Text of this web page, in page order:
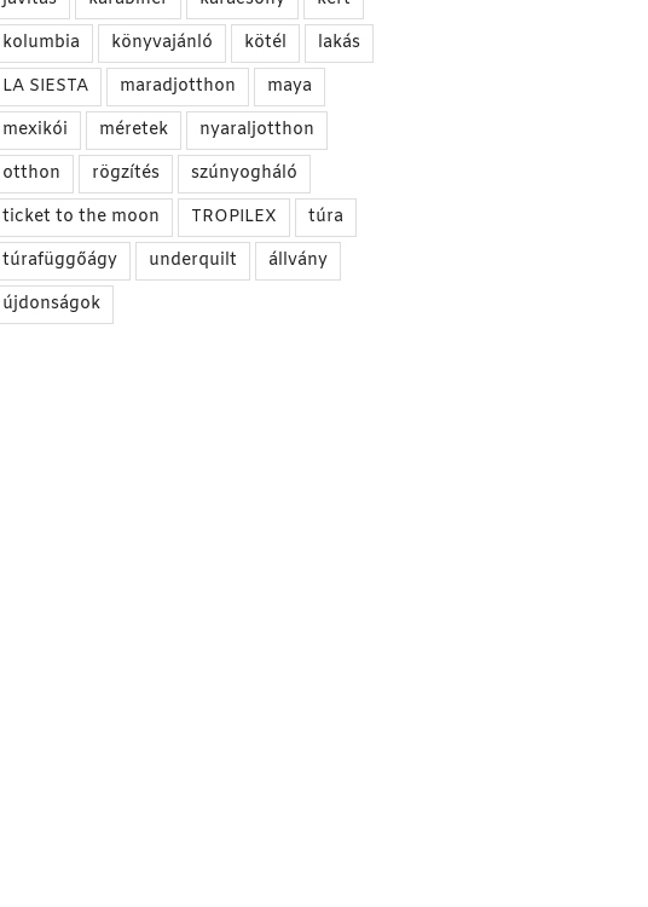
kolumbia
könyvajánló kötél
lakás
LA SIESTA
maradjotthon
maya
mexikói
méretek
nyaraljotthon
otthon
rögzítés
szúnyogháló
ticket to the moon
TROPILEX
túra
túrafüggőágy
underquilt
állvány
újdonságok